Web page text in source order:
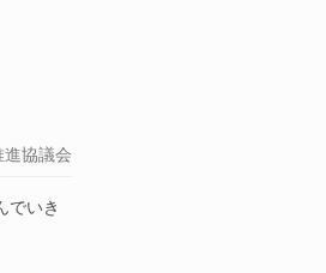
協議会
でいき